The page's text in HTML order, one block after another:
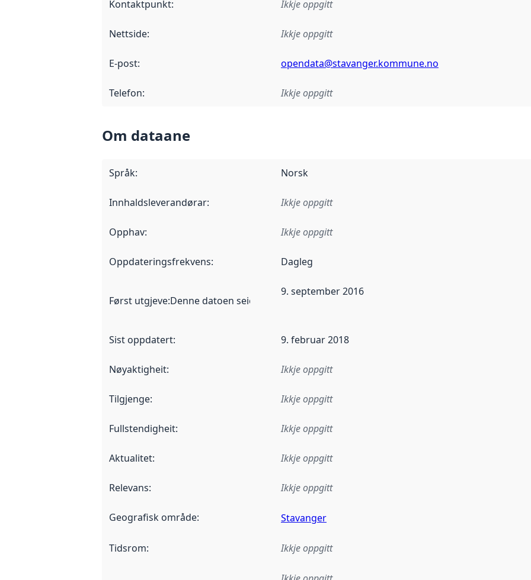
Kontaktpunkt: Ikkje oppgitt
Nettside: Ikkje oppgitt
E-post: opendata@stavanger.kommune.no
Telefon: Ikkje oppgitt
Om dataane
Språk: Norsk
Innhaldsleverandørar: Ikkje oppgitt
Opphav: Ikkje oppgitt
Oppdateringsfrekvens: Dagleg
Først utgjeve:Denne datoen seier når dataa i dette datasettet først blei utgitt. Det kan ha
9. september 2016
Sist oppdatert: 9. februar 2018
Nøyaktigheit: Ikkje oppgitt
Tilgjenge: Ikkje oppgitt
Fullstendigheit: Ikkje oppgitt
Aktualitet: Ikkje oppgitt
Relevans: Ikkje oppgitt
Geografisk område: Stavanger
Tidsrom: Ikkje oppgitt